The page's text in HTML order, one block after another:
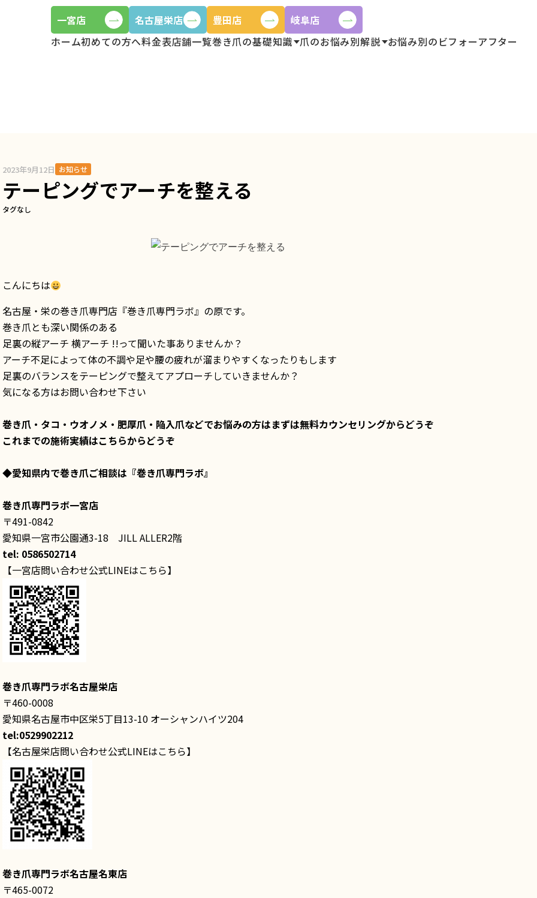
一宮店 名古屋栄店 豊田店
岐阜店
ホーム初めての方へ料金表店舗一覧巻き爪の基礎知識 爪のお悩み別解説 お悩み別のビフォーアフター
2023年9月12日 お知らせ
テーピングでアーチを整える
タグなし
こんにちは
名古屋・栄の巻き爪専門店『巻き爪専門ラボ』の原です。
巻き爪とも深い関係のある
足裏の縦アーチ 横アーチ !!って聞いた事ありませんか？
アーチ不足によって体の不調や足や腰の疲れが溜まりやすくなったりもします
足裏のバランスをテーピングで整えてアプローチしていきませんか？
気になる方はお問い合わせ下さい
巻き爪・タコ・ウオノメ・肥厚爪・陥入爪などでお悩みの方はまずは無料カウンセリングからどうぞ
これまでの施術実績はこちらからどうぞ
◆愛知県内で巻き爪ご相談は 『巻き爪専門ラボ』
巻き爪専門ラボ一宮店
〒491-0842
愛知県一宮市公園通3-18 JILL ALLER2階
tel: 0586502714
【一宮店問い合わせ公式LINEはこちら】
巻き爪専門ラボ名古屋栄店
〒460-0008
愛知県名古屋市中区栄5丁目13-10 オーシャンハイツ204
tel:0529902212
【名古屋栄店問い合わせ公式LINEはこちら】
巻き爪専門ラボ名古屋名東店
〒465-0072